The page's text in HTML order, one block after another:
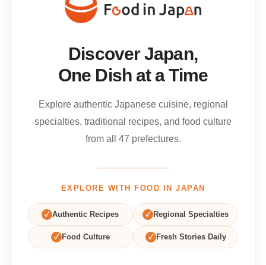
Discover Japan,
One Dish at a Time
Explore authentic Japanese cuisine, regional
specialties, traditional recipes, and food culture
from all 47 prefectures.
EXPLORE WITH FOOD IN JAPAN
✓ Authentic Recipes ✓ Regional Specialties
✓ Food Culture ✓ Fresh Stories Daily